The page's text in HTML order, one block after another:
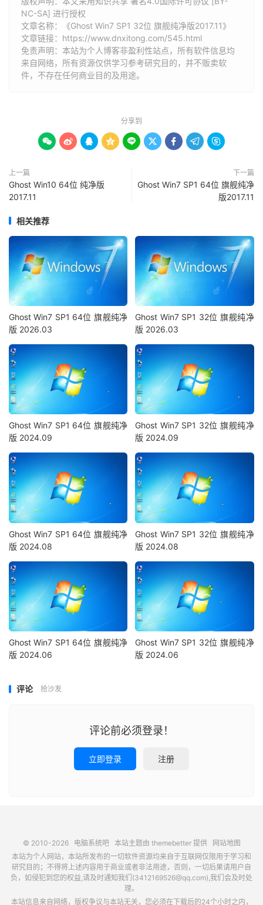
NC-SA] 进行授权
文章名称：《Ghost Win7 SP1 32位 旗舰纯净版2017.11》
文章链接： https://www.dnxitong.com/545.html
免责声明：本站为个人博客非盈利性站点，所有软件信息均
来自网络，所有资源仅供学习参考研究目的，并不贩卖软
件，不存在任何商业目的及用途。
分享到
        
上一篇
Ghost Win10 64位 纯净版
2017.11
下一篇
Ghost Win7 SP1 64位 旗舰纯净
版2017.11
相关推荐
Ghost Win7 SP1 64位 旗舰纯净
版 2026.03
Ghost Win7 SP1 32位 旗舰纯净
版 2026.03
Ghost Win7 SP1 64位 旗舰纯净
版 2024.09
Ghost Win7 SP1 32位 旗舰纯净
版 2024.09
Ghost Win7 SP1 64位 旗舰纯净
版 2024.08
Ghost Win7 SP1 32位 旗舰纯净
版 2024.08
Ghost Win7 SP1 64位 旗舰纯净
版 2024.06
Ghost Win7 SP1 32位 旗舰纯净
版 2024.06
评论 抢沙发
评论前必须登录！
立即登录 注册
© 2010-2026 电脑系统吧本站主题由 themebetter提供
网站地图
本站为个人网站，本站所发布的一切软件资源均来自于互联网仅限用于学习和
研究目的；不得将上述内容用于商业或者非法用途，否则，一切后果请用户自
负，如侵犯到您的权益,请及时通知我们(3412169526@qq.com),我们会及时处
理。
本站信息来自网络，版权争议与本站无关，您必须在下载后的24个小时之内，